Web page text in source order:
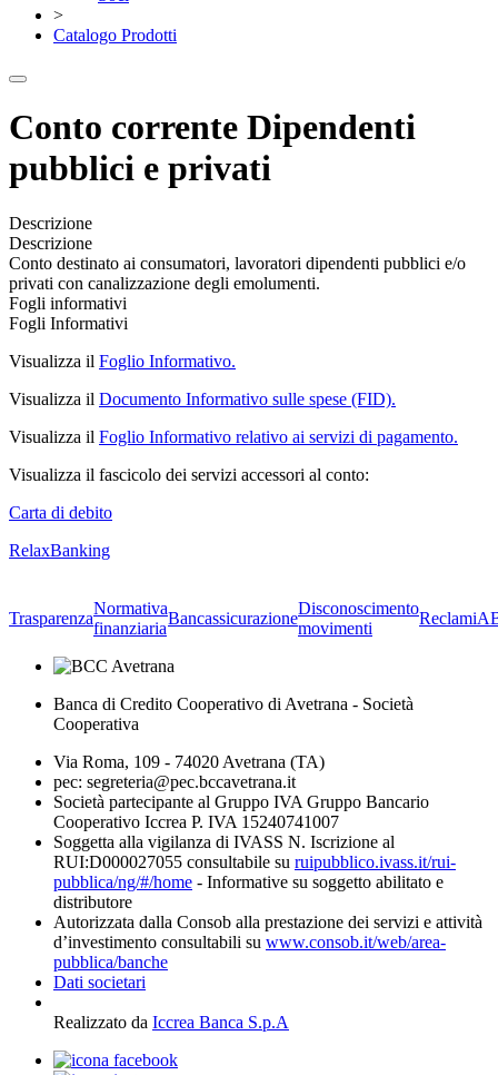
>
Catalogo Prodotti
Conto corrente Dipendenti
pubblici e privati
Descrizione
Descrizione
Conto destinato ai consumatori, lavoratori dipendenti pubblici e/o
privati con canalizzazione degli emolumenti.
Fogli informativi
Fogli Informativi
Visualizza il Foglio Informativo.
Visualizza il Documento Informativo sulle spese (FID).
Visualizza il Foglio Informativo relativo ai servizi di pagamento.
Visualizza il fascicolo dei servizi accessori al conto:
Carta di debito
RelaxBanking
Trasparenza
Normativa
finanziaria
Bancassicurazione
Disconoscimento
movimenti
Reclami
Banca di Credito Cooperativo di Avetrana - Società
Cooperativa
Via Roma, 109 - 74020 Avetrana (TA)
pec: segreteria@pec.bccavetrana.it
Società partecipante al Gruppo IVA Gruppo Bancario
Cooperativo Iccrea P. IVA 15240741007
Soggetta alla vigilanza di IVASS N. Iscrizione al
RUI:D000027055 consultabile su ruipubblico.ivass.it/rui-
pubblica/ng/#/home - Informative su soggetto abilitato e
distributore
Autorizzata dalla Consob alla prestazione dei servizi e attività
d’investimento consultabili su www.consob.it/web/area-
pubblica/banche
Dati societari
Realizzato da Iccrea Banca S.p.A